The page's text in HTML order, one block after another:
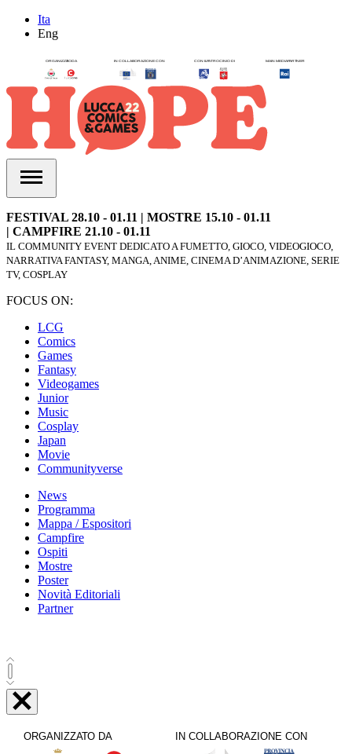
Ita
Eng
FESTIVAL 28.10 - 01.11 | MOSTRE 15.10 - 01.11
| CAMPFIRE 21.10 - 01.11
IL COMMUNITY EVENT DEDICATO A FUMETTO, GIOCO, VIDEOGIOCO,
NARRATIVA FANTASY, MANGA, ANIME, CINEMA D’ANIMAZIONE, SERIE
TV, COSPLAY
FOCUS ON:
LCG
Comics
Games
Fantasy
Videogames
Junior
Music
Cosplay
Japan
Movie
Communityverse
News
Programma
Mappa / Espositori
Campfire
Ospiti
Mostre
Poster
Novità Editoriali
Partner